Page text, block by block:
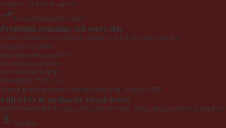
Personal portfolio or agency
Recent comparable sales
Premium domains sell every day
A small sample of recently sold domains on the secondary market.
fatdogfarm.org$787
securedbanking.com$464
focushaber.com$430
derbyramtrail.org$510
activestudio.com$1,233
Source: public secondary-market sales feed. Prices in USD.
Full SEO & authority breakdown
Verified from public sources at the time of listing. Some advanced metrics require
Valuation